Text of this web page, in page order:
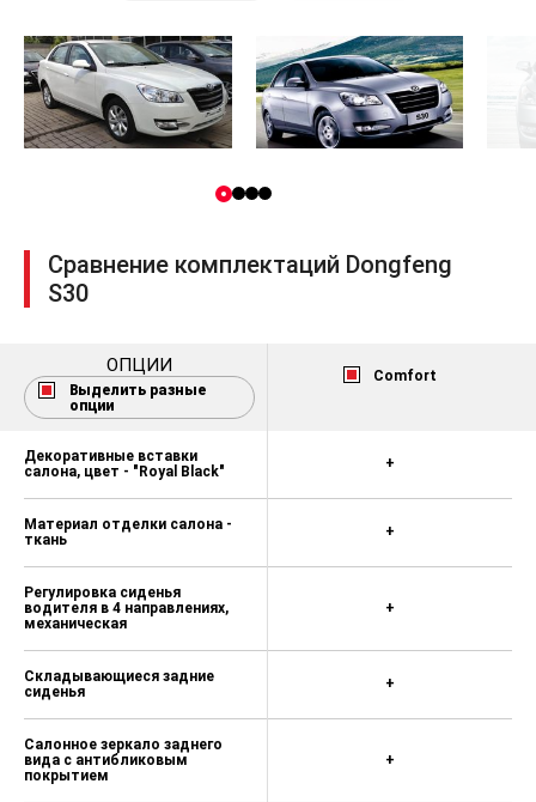
Сравнение комплектаций Dongfeng
S30
ОПЦИИ
Выделить разные
опции
Comfort
Декоративные вставки
салона, цвет - "Royal Black"
Материал отделки салона -
ткань
Регулировка сиденья
водителя в 4 направлениях,
механическая
Складывающиеся задние
сиденья
Салонное зеркало заднего
вида с антибликовым
покрытием
+
+
+
+
+